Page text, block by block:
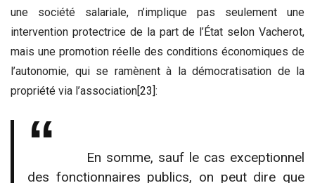
une société salariale, n’implique pas seulement une
intervention protectrice de la part de l’État selon Vacherot,
mais une promotion réelle des conditions économiques de
l’autonomie, qui se ramènent à la démocratisation de la
propriété via l’association[23]:
En somme, sauf le cas exceptionnel
des fonctionnaires publics, on peut dire que